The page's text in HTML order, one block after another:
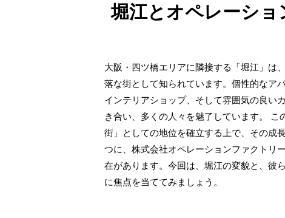
堀江とオペレーショ
大阪・四ツ橋エリアに隣接する「堀江」は
落な街として知られています。個性的なア
インテリアショップ、そして雰囲気の良い
き合い、多くの人々を魅了しています。 こ
街」としての地位を確立する上で、その成
つに、株式会社オペレーションファクトリ
在があります。今回は、堀江の変貌と、彼
に焦点を当ててみましょう。